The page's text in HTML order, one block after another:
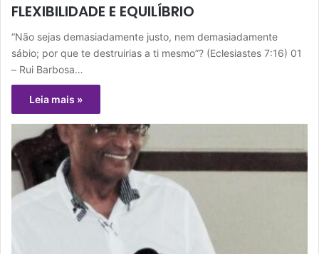
FLEXIBILIDADE E EQUILÍBRIO
“Não sejas demasiadamente justo, nem demasiadamente
sábio; por que te destruirias a ti mesmo”? (Eclesiastes 7:16) 01
– Rui Barbosa…
Leia mais »